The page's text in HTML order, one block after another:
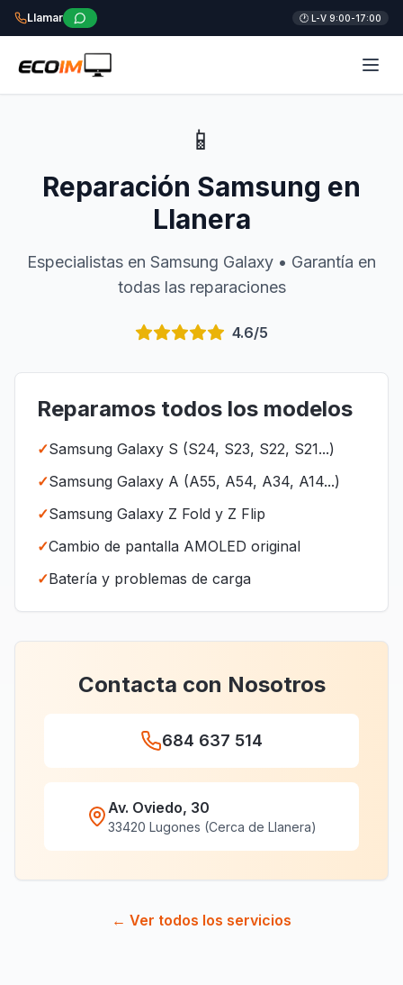
Llamar 🕐 L-V 9:00-17:00
📱
Reparación Samsung en
Llanera
Especialistas en Samsung Galaxy • Garantía en
todas las reparaciones
4.6/5
Reparamos todos los modelos
✓Samsung Galaxy S (S24, S23, S22, S21...)
✓Samsung Galaxy A (A55, A54, A34, A14...)
✓Samsung Galaxy Z Fold y Z Flip
✓Cambio de pantalla AMOLED original
✓Batería y problemas de carga
Contacta con Nosotros
684 637 514
Av. Oviedo, 30
33420 Lugones (Cerca de Llanera)
← Ver todos los servicios